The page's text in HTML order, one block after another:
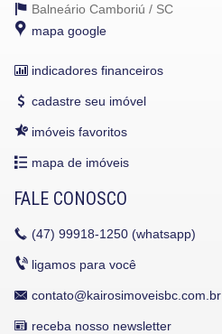
Balneário Camboriú / SC
mapa google
indicadores financeiros
cadastre seu imóvel
imóveis favoritos
mapa de imóveis
FALE CONOSCO
(47) 99918-1250 (whatsapp)
ligamos para você
contato@kairosimoveisbc.com.br
receba nosso newsletter